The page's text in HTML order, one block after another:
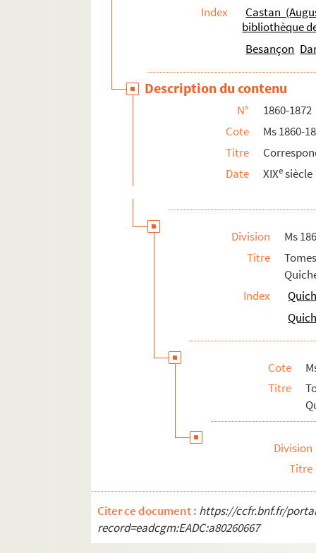
112v. 112 v°
119v. 119 v°
122v. 122 v°
125. 125
125v. 125 v°
Index
Castan
bibliothèque
Besançon
Description du contenu
N°
1860-1872
Cote
Ms 1860-
Titre
Date
XIXesiècle
Division
Ms
Titre
Index
Cote
Titre
Division
Titre
Citer ce document : https://ccfr.bnf.fr/
record=eadcgm:EADC:a80260667